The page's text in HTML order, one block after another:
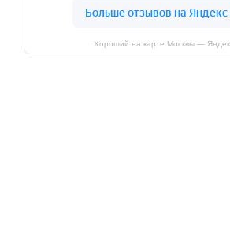
Хороший на карте Москвы —